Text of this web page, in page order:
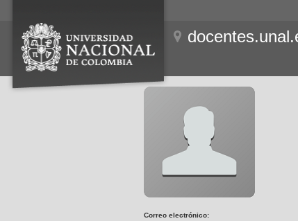
Correo electrónico: